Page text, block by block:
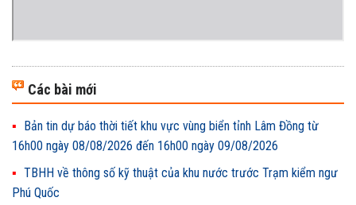
Các bài mới
Bản tin dự báo thời tiết khu vực vùng biển tỉnh Lâm Đồng từ
16h00 ngày 08/08/2026 đến 16h00 ngày 09/08/2026
TBHH về thông số kỹ thuật của khu nước trước Trạm kiểm ngư
Phú Quốc